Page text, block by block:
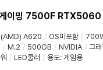
게이밍 7500F
(AMD) A620 / OS미포함 /
/ M.2 / 500GB / NVIDIA / 그래
/ LED쿨러 / 용도: 게임용